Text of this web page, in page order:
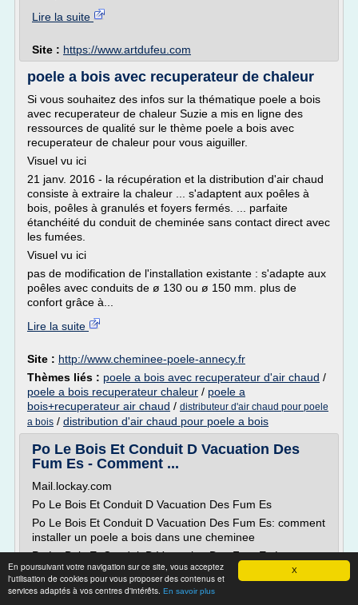
X
En poursuivant votre navigation sur ce site, vous acceptez
l'utilisation de cookies pour vous proposer des contenus et
services adaptés à vos centres d'intérêts. En savoir plus
Lire la suite
Site : https://www.artdufeu.com
poele a bois avec recuperateur de chaleur
Si vous souhaitez des infos sur la thématique poele a bois
avec recuperateur de chaleur Suzie a mis en ligne des
ressources de qualité sur le thème poele a bois avec
recuperateur de chaleur pour vous aiguiller.
Visuel vu ici
21 janv. 2016 - la récupération et la distribution d'air chaud
consiste à extraire la chaleur ... s'adaptent aux poêles à
bois, poêles à granulés et foyers fermés. ... parfaite
étanchéité du conduit de cheminée sans contact direct avec
les fumées.
Visuel vu ici
pas de modification de l'installation existante : s'adapte aux
poêles avec conduits de ø 130 ou ø 150 mm. plus de
confort grâce à...
Lire la suite
Site : http://www.cheminee-poele-annecy.fr
Thèmes liés : poele a bois avec recuperateur d'air chaud /
poele a bois recuperateur chaleur / poele a
bois+recuperateur air chaud / distributeur d'air chaud pour poele
a bois / distribution d'air chaud pour poele a bois
Po Le Bois Et Conduit D Vacuation Des
Fum Es - Comment ...
Mail.lockay.com
Po Le Bois Et Conduit D Vacuation Des Fum Es
Po Le Bois Et Conduit D Vacuation Des Fum Es: comment
installer un poele a bois dans une cheminee
Po Le Bois Et Conduit D Vacuation Des Fum Es La
Description
Po Le Bois Et Conduit D Vacuation Des Fum Es. Voici un